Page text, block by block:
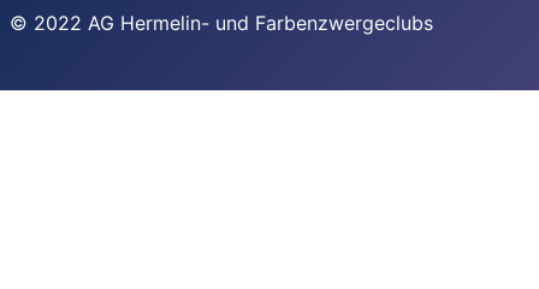
© 2022 AG Hermelin- und Farbenzwergeclubs